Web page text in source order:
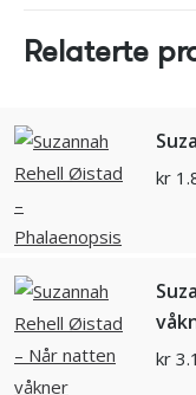
Relaterte
kr
kr